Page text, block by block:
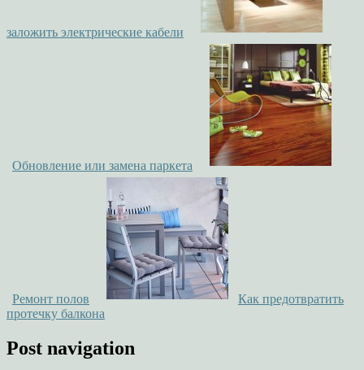
заложить электрические кабели
Обновление или замена паркета
Ремонт полов
Как предотвратить
протечку балкона
Post navigation